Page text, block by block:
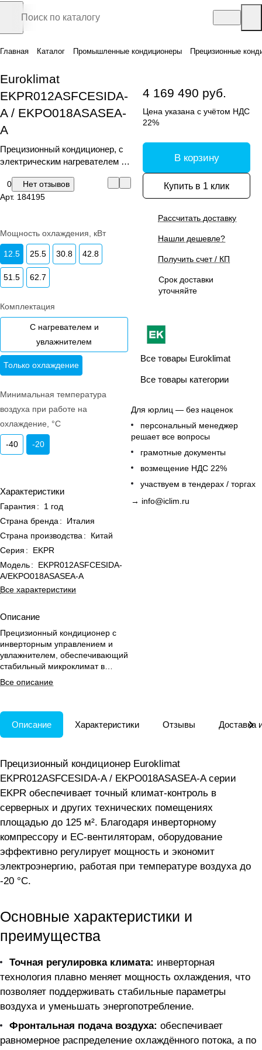
Главная Каталог Промышленные кондиционеры Прецизионные
Euroklimat
EKPR012ASFCESIDA-
A / EKPO018ASASEA-
A
Прецизионный кондиционер, с
электрическим нагревателем и
0
Нет отзывов
Арт. 184195
Мощность охлаждения, кВт
12.5 25.5 30.8 42.8
51.5 62.7
Комплектация
С нагревателем и
увлажнителем
Только охлаждение
Минимальная температура
воздуха при работе на
охлаждение, °C
-40 -20
Характеристики
Гарантия :
1 год
Страна бренда :
Италия
Страна производства :
Китай
Серия :
EKPR
Модель:
EKPR012ASFCESIDA-
A/EKPO018ASASEA-A
Все характеристики
Описание
Прецизионный кондиционер с
инверторным управлением и
увлажнителем, обеспечивающий
стабильный микроклимат в
серверных до -20 °C.
Все описание
4 169 490 руб.
Цена указана с учётом НДС
22%
В корзину
Купить в 1 клик
Рассчитать доставку
Нашли дешевле?
Получить счет / КП
Срок доставки
уточняйте
Все товары Euroklimat
Все товары категории
Для юрлиц — без наценок
персональный менеджер
решает все вопросы
грамотные документы
возмещение НДС 22%
участвуем в тендерах / торгах
→ info@iclim.ru
Описание Характеристики Отзывы Доставка
Прецизионный кондиционер Euroklimat
EKPR012ASFCESIDA-A / EKPO018ASASEA-A серии
EKPR обеспечивает точный климат-контроль в
серверных и других технических помещениях
площадью до 125 м². Благодаря инверторному
компрессору и EC-вентиляторам, оборудование
эффективно регулирует мощность и экономит
электроэнергию, работая при температуре воздуха до
-20 °C.
Основные характеристики и
преимущества
Точная регулировка климата: инверторная
технология плавно меняет мощность охлаждения, что
позволяет поддерживать стабильные параметры
воздуха и уменьшать энергопотребление.
Фронтальная подача воздуха: обеспечивает
равномерное распределение охлаждённого потока, а по